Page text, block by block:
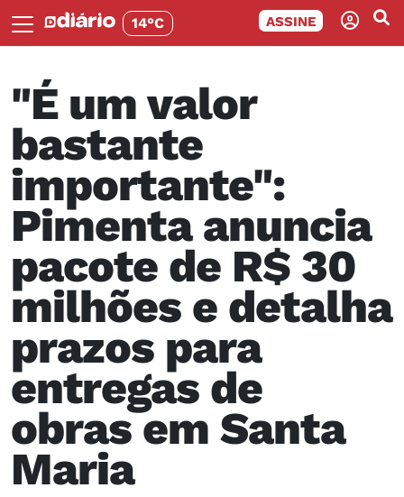
14°C ASSINE
"É um valor
bastante
importante":
Pimenta anuncia
pacote de R$ 30
milhões e detalha
prazos para
entregas de
obras em Santa
Maria